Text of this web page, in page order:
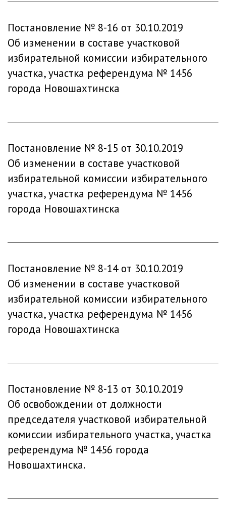
Постановление № 8-16 от 30.10.2019
Об изменении в составе участковой
избирательной комиссии избирательного
участка, участка референдума № 1456
города Новошахтинска
Постановление № 8-15 от 30.10.2019
Об изменении в составе участковой
избирательной комиссии избирательного
участка, участка референдума № 1456
города Новошахтинска
Постановление № 8-14 от 30.10.2019
Об изменении в составе участковой
избирательной комиссии избирательного
участка, участка референдума № 1456
города Новошахтинска
Постановление № 8-13 от 30.10.2019
Об освобождении от должности
председателя участковой избирательной
комиссии избирательного участка, участка
референдума № 1456 города
Новошахтинска.